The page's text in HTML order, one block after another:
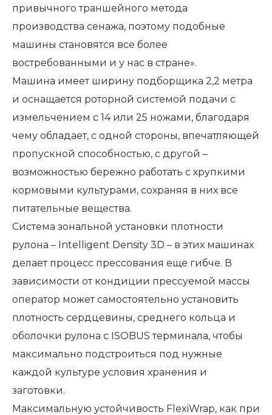
привычного траншейного метода
производства сенажа, поэтому подобные
машины становятся все более
востребованными и у нас в стране».
Машина имеет ширину подборщика 2,2 метра
и оснащается роторной системой подачи с
измельчением с 14 или 25 ножами, благодаря
чему обладает, с одной стороны, впечатляющей
пропускной способностью, с другой –
возможностью бережно работать с хрупкими
кормовыми культурами, сохраняя в них все
питательные вещества.
Система зональной установки плотности
рулона – Intelligent Density 3D – в этих машинах
делает процесс прессования еще гибче. В
зависимости от кондиции прессуемой массы
оператор может самостоятельно установить
плотность сердцевины, среднего кольца и
оболочки рулона с ISOBUS терминала, чтобы
максимально подстроиться под нужные
каждой культуре условия хранения и
заготовки.
Максимальную устойчивость FlexiWrap, как при